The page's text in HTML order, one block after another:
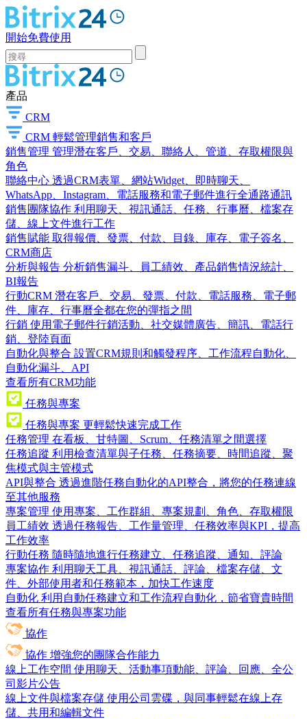
開始免費使用
產品
CRM
CRM 輕鬆管理銷售和客戶
銷售管理 管理潛在客戶、交易、聯絡人、管道、存取權限與
角色
聯絡中心 透過CRM表單、網站Widget、即時聊天、
WhatsApp、Instagram、電話服務和電子郵件進行全通路通訊
銷售團隊協作 利用聊天、視訊通話、任務、行事曆、檔案存
儲、線上文件進行工作
銷售賦能 取得報價、發票、付款、目錄、庫存、電子簽名、
CRM商店
分析與報告 分析銷售漏斗、員工績效、產品銷售情況統計、
BI報告
行動CRM 潛在客戶、交易、發票、付款、電話服務、電子郵
件、庫存、行事曆全都在您的彈指之間
行銷 使用電子郵件行銷活動、社交媒體廣告、簡訊、電話行
銷、登陸頁面
自動化與整合 設置CRM規則和觸發程序、工作流程自動化、
自動化漏斗、API
查看所有CRM功能
任務與專案
任務與專案 更輕鬆快速完成工作
任務管理 在看板、甘特圖、Scrum、任務清單之間選擇
任務追蹤 利用檢查清單與子任務、任務摘要、時間追蹤、聚
焦模式與主管模式
API與整合 透過進階任務自動化的API整合，將您的任務連線
至其他服務
專案管理 使用專案、工作群組、專案規劃、角色、存取權限
員工績效 透過任務報告、工作量管理、任務效率與KPI，提高
工作效率
行動任務 隨時隨地進行任務建立、任務追蹤、通知、評論
專案協作 利用聊天工具、視訊通話、評論、檔案存儲、文
件、外部使用者和任務範本，加快工作速度
自動化 利用自動任務建立和工作流程自動化，節省寶貴時間
查看所有任務與專案功能
協作
協作 增強您的團隊合作能力
線上工作空間 使用聊天、活動事項動能、評論、回應、全公
司影片公告
線上文件與檔案存儲 使用公司雲碟，與同事輕鬆在線上存
儲、共用和編輯文件